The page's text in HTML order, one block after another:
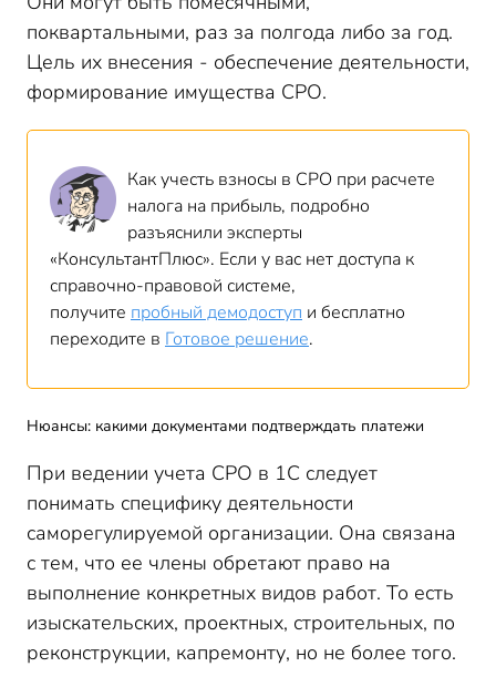
поквартальными, раз за полгода либо за год.
Цель их внесения - обеспечение деятельности,
формирование имущества СРО.
Как учесть взносы в СРО при расчете
налога на прибыль, подробно
разъяснили эксперты
«КонсультантПлюс». Если у вас нет доступа к
справочно-правовой системе,
получите пробный демодоступ и бесплатно
переходите в Готовое решение.
Нюансы: какими документами подтверждать платежи
При ведении учета СРО в 1С следует
понимать специфику деятельности
саморегулируемой организации. Она связана
с тем, что ее члены обретают право на
выполнение конкретных видов работ. То есть
изыскательских, проектных, строительных, по
реконструкции, капремонту, но не более того.